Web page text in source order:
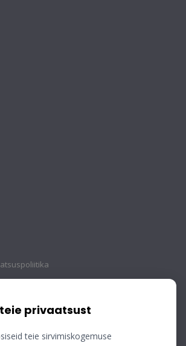
privaatsust
teie sirvimiskogemuse